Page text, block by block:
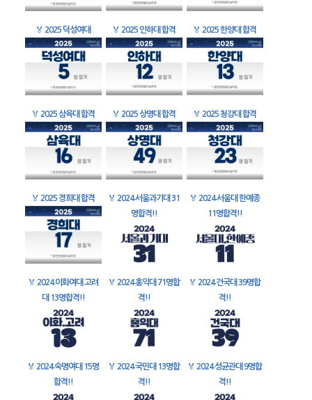
🏅 2025 덕성여대 🏅 2025 인하대 합격 🏅 2025 한양대 합격
🏅 2025 삼육대 합격 🏅 2025 상명대 합격 🏅 2025 청강대 합격
🏅 2025 경희대 합격 🏅 2024 서울과기대 31
명합격!!
🏅 2024 서울대 한예종
11명합격!!
🏅 2024 이화여대 고려
대 13명합격!!
🏅 2024 홍익대 71명합
격!!
🏅 2024 건국대 39명합
격!!
🏅 2024 숙명여대 15명
합격!!
🏅 2024 국민대 13명합
격!!
🏅 2024 성균관대 9명합
격!!